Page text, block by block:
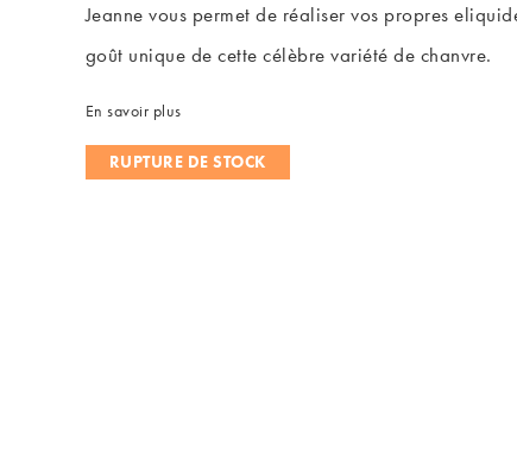
Jeanne vous permet de réaliser vos propres
goût unique de cette célèbre variété de chanvre.
En savoir plus
RUPTURE DE STOCK